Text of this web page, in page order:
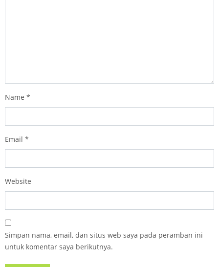
Name *
Email *
Website
Simpan nama, email, dan situs web saya pada peramban ini
untuk komentar saya berikutnya.